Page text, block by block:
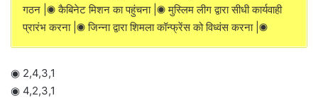
गठन |◉ कैबिनेट मिशन का पहुंचना |◉ मुस्लिम लीग द्वारा सीधी कार्यवाही
प्रारंभ करना |◉ जिन्ना द्वारा शिमला कॉन्फ्रेंस को विध्वंस करना |◉
◉ 2,4,3,1
◉ 4,2,3,1